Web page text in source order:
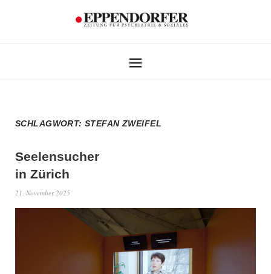
SCHLAGWORT:STEFAN ZWEIFEL
Seelensucher
in Zürich
21. November 2025